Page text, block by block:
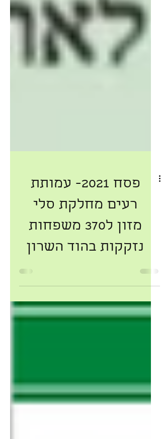
פסח 2021- עמותת
רעים מחלקת סלי
מזון ל370 משפחות